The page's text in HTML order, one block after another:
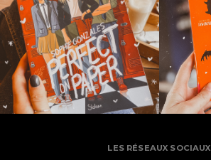
LES RÉSEAUX SOCIAUX